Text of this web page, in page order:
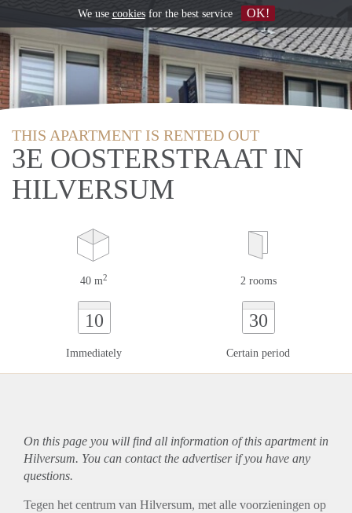
THIS APARTMENT IS RENTED OUT
3E OOSTERSTRAAT IN
HILVERSUM
40 m2 2 rooms
10
Immediately
30
Certain period
On this page you will find all information of this apartmentin
Hilversum. You can contact the advertiser if you have any
questions.
Tegen het centrum van Hilversum, met alle voorzieningen op
We use cookiesfor the best service OK!